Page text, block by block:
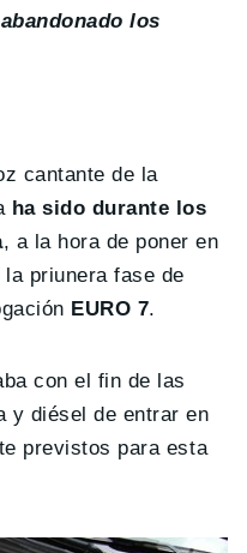
los
cantante de la
ha sido durante los
, a la hora de poner en
priunera fase de
EURO 7.
con el fin de las
y diésel de entrar en
previstos para esta